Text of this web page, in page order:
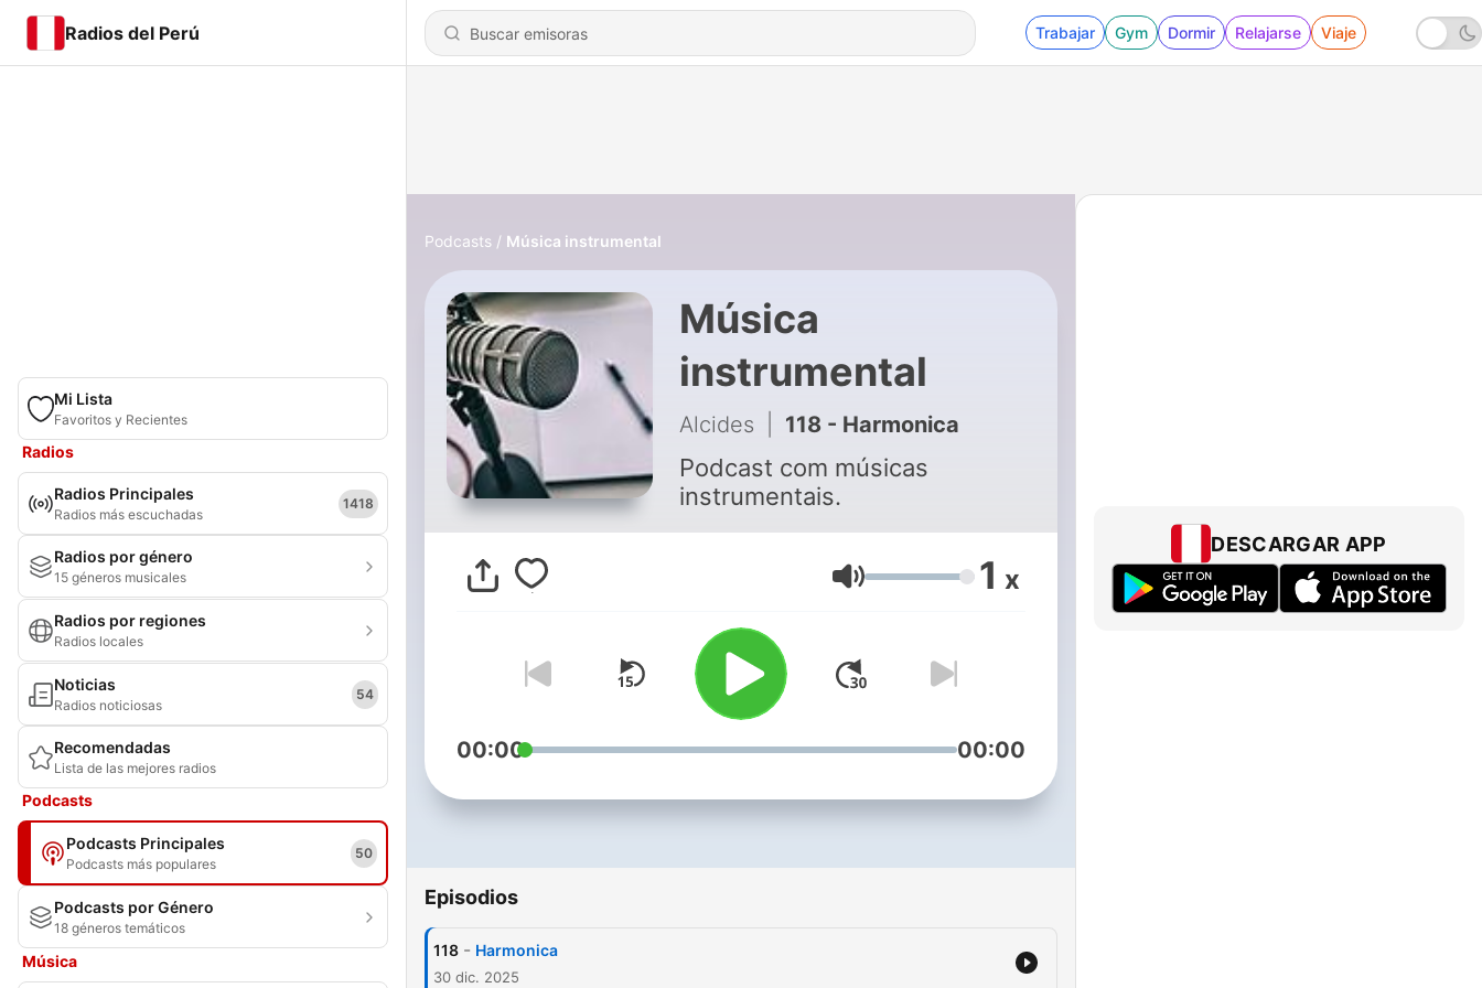
Radios del Perú Trabajar Gym Dormir Relajarse Viaje
Mi Lista
Favoritos y Recientes
Radios
Radios Principales
Radios más escuchadas
1418
Radios por género
15 géneros musicales
Radios por regiones
Radios locales
Noticias
Radios noticiosas
54
Recomendadas
Lista de las mejores radios
Podcasts
Podcasts Principales
Podcasts más populares
50
Podcasts por Género
18 géneros temáticos
Música
Podcasts Música instrumental
Música
instrumental
Alcides 118 - Harmonica
Podcast com músicas
instrumentais.
Volumen 1 x
00:00 00:00
Episodios
118 - Harmonica
30 dic. 2025
DESCARGAR APP